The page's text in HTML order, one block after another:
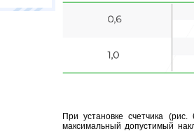
При установке счетчика
максимальный допустимый